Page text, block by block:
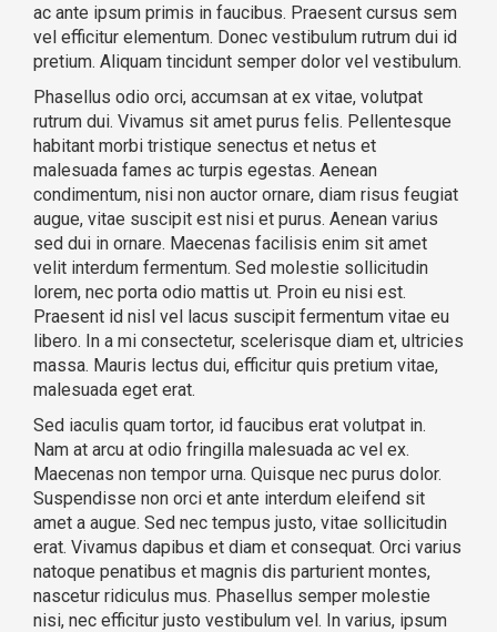
ac ante ipsum primis in faucibus. Praesent cursus sem
vel efficitur elementum. Donec vestibulum rutrum dui id
pretium. Aliquam tincidunt semper dolor vel vestibulum.
Phasellus odio orci, accumsan at ex vitae, volutpat
rutrum dui. Vivamus sit amet purus felis. Pellentesque
habitant morbi tristique senectus et netus et
malesuada fames ac turpis egestas. Aenean
condimentum, nisi non auctor ornare, diam risus feugiat
augue, vitae suscipit est nisi et purus. Aenean varius
sed dui in ornare. Maecenas facilisis enim sit amet
velit interdum fermentum. Sed molestie sollicitudin
lorem, nec porta odio mattis ut. Proin eu nisi est.
Praesent id nisl vel lacus suscipit fermentum vitae eu
libero. In a mi consectetur, scelerisque diam et, ultricies
massa. Mauris lectus dui, efficitur quis pretium vitae,
malesuada eget erat.
Sed iaculis quam tortor, id faucibus erat volutpat in.
Nam at arcu at odio fringilla malesuada ac vel ex.
Maecenas non tempor urna. Quisque nec purus dolor.
Suspendisse non orci et ante interdum eleifend sit
amet a augue. Sed nec tempus justo, vitae sollicitudin
erat. Vivamus dapibus et diam et consequat. Orci varius
natoque penatibus et magnis dis parturient montes,
nascetur ridiculus mus. Phasellus semper molestie
nisi, nec efficitur justo vestibulum vel. In varius, ipsum